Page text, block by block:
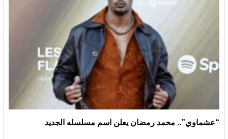
“عشماوي”.. محمد رمضان يعلن اسم مسلسله الجديد